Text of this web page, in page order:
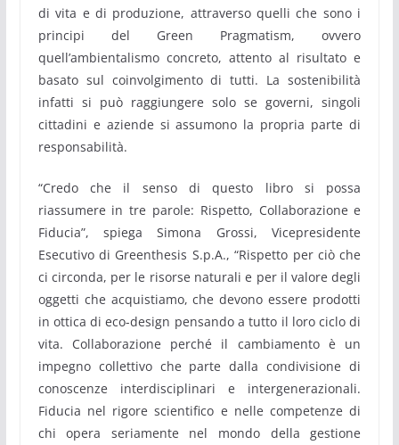
di vita e di produzione, attraverso quelli che sono i
principi del Green Pragmatism, ovvero
quell’ambientalismo concreto, attento al risultato e
basato sul coinvolgimento di tutti. La sostenibilità
infatti si può raggiungere solo se governi, singoli
cittadini e aziende si assumono la propria parte di
responsabilità.
“Credo che il senso di questo libro si possa
riassumere in tre parole: Rispetto, Collaborazione e
Fiducia”, spiega Simona Grossi, Vicepresidente
Esecutivo di Greenthesis S.p.A., “Rispetto per ciò che
ci circonda, per le risorse naturali e per il valore degli
oggetti che acquistiamo, che devono essere prodotti
in ottica di eco-design pensando a tutto il loro ciclo di
vita. Collaborazione perché il cambiamento è un
impegno collettivo che parte dalla condivisione di
conoscenze interdisciplinari e intergenerazionali.
Fiducia nel rigore scientifico e nelle competenze di
chi opera seriamente nel mondo della gestione